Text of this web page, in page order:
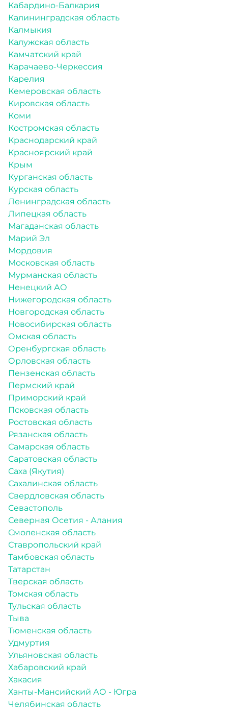
Кабардино-Балкария
Калининградская область
Калмыкия
Калужская область
Камчатский край
Карачаево-Черкессия
Карелия
Кемеровская область
Кировская область
Коми
Костромская область
Краснодарский край
Красноярский край
Крым
Курганская область
Курская область
Ленинградская область
Липецкая область
Магаданская область
Марий Эл
Мордовия
Московская область
Мурманская область
Ненецкий АО
Нижегородская область
Новгородская область
Новосибирская область
Омская область
Оренбургская область
Орловская область
Пензенская область
Пермский край
Приморский край
Псковская область
Ростовская область
Рязанская область
Самарская область
Саратовская область
Саха (Якутия)
Сахалинская область
Свердловская область
Севастополь
Северная Осетия - Алания
Смоленская область
Ставропольский край
Тамбовская область
Татарстан
Тверская область
Томская область
Тульская область
Тыва
Тюменская область
Удмуртия
Ульяновская область
Хабаровский край
Хакасия
Ханты-Мансийский АО - Югра
Челябинская область